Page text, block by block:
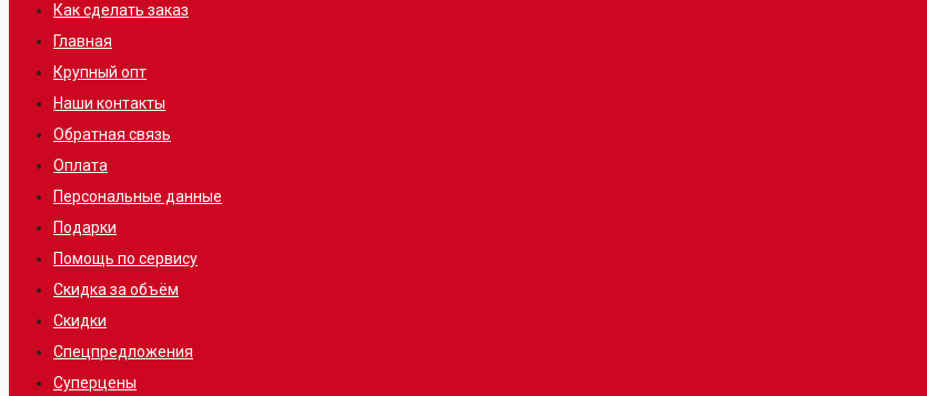
Как сделать заказ
Главная
Крупный опт
Наши контакты
Обратная связь
Оплата
Персональные данные
Подарки
Помощь по сервису
Скидка за объём
Скидки
Спецпредложения
Суперцены